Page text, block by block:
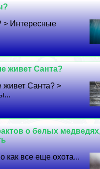
> Интересные
живет Санта?
живет Санта? >
о белых
как все еще охота...